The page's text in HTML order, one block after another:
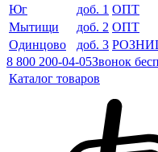
Юг
доб. 1 ОПТ
Мытищи
доб. 2 ОПТ
Одинцово
доб. 3
8 800 200-04-05Звонок
Каталог товаров